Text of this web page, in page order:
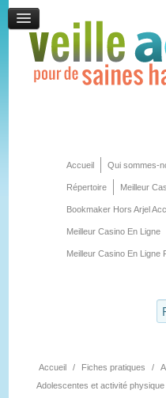
Accueil Qui sommes-
Répertoire Meilleur
Bookmaker Hors Arjel
Meilleur Casino En Ligne
Meilleur Casino En Ligne
Accueil / Fiches pratiques /
Adolescentes et activité physique